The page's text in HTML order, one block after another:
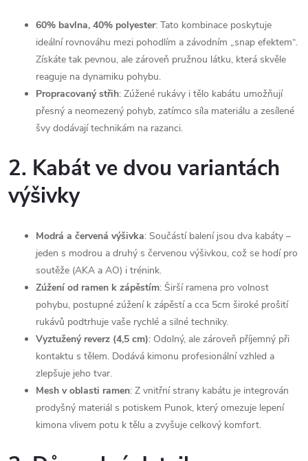
60% bavlna, 40% polyester: Tato kombinace poskytuje
ideální rovnováhu mezi pohodlím a závodním „snap efektem“.
Získáte tak pevnou, ale zároveň pružnou látku, která skvěle
reaguje na dynamiku pohybu.
Propracovaný střih: Zúžené rukávy i tělo kabátu umožňují
přesný a neomezený pohyb, zatímco síla materiálu a zesílené
švy dodávají technikám na razanci.
2. Kabát ve dvou variantách
výšivky
Modrá a červená výšivka: Součástí balení jsou dva kabáty –
jeden s modrou a druhý s červenou výšivkou, což se hodí pro
soutěže (AKA a AO) i trénink.
Zúžení od ramen k zápěstím: Širší ramena pro volnost
pohybu, postupné zúžení k zápěstí a cca 5cm široké prošití
rukávů podtrhuje vaše rychlé a silné techniky.
Vyztužený reverz (4,5 cm): Odolný, ale zároveň příjemný při
kontaktu s tělem. Dodává kimonu profesionální vzhled a
zlepšuje jeho tvar.
Mesh v oblasti ramen: Z vnitřní strany kabátu je integrován
prodyšný materiál s potiskem Punok, který omezuje lepení
kimona vlivem potu k tělu a zvyšuje celkový komfort.